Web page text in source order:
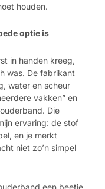
houden.
optie is
in handen kreeg,
was. De fabrikant
water en scheur
vakken” en
Die
ervaring: de stof
en je merkt
niet zo’n simpel